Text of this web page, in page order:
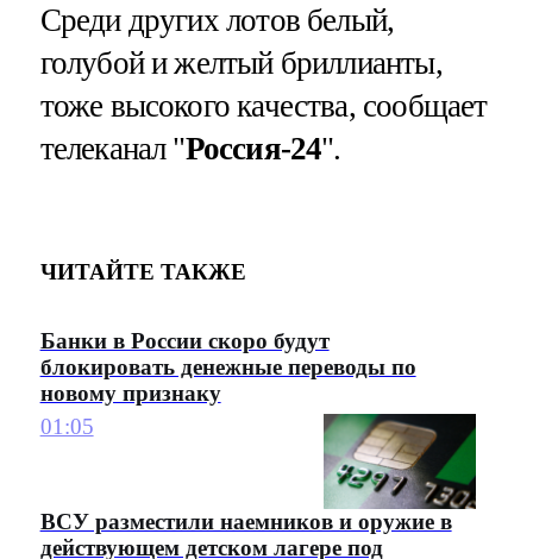
Среди других лотов белый,
голубой и желтый бриллианты,
тоже высокого качества, сообщает
телеканал "Россия-24".
ЧИТАЙТЕ ТАКЖЕ
Банки в России скоро будут
блокировать денежные переводы по
новому признаку
01:05
ВСУ разместили наемников и оружие в
действующем детском лагере под